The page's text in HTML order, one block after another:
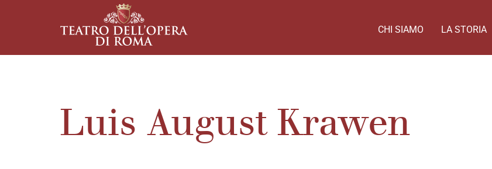
CHI SIAMO LA STORIA
Luis August Krawen